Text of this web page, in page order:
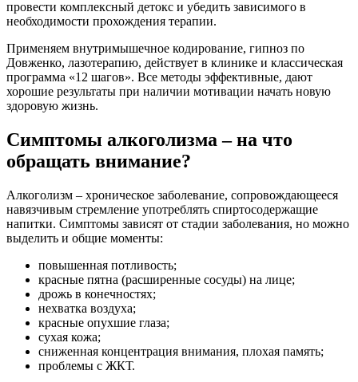
провести комплексный детокс и убедить зависимого в
необходимости прохождения терапии.
Применяем внутримышечное кодирование, гипноз по
Довженко, лазотерапию, действует в клинике и классическая
программа «12 шагов». Все методы эффективные, дают
хорошие результаты при наличии мотивации начать новую
здоровую жизнь.
Симптомы алкоголизма – на что
обращать внимание?
Алкоголизм – хроническое заболевание, сопровождающееся
навязчивым стремление употреблять спиртосодержащие
напитки. Симптомы зависят от стадии заболевания, но можно
выделить и общие моменты:
повышенная потливость;
красные пятна (расширенные сосуды) на лице;
дрожь в конечностях;
нехватка воздуха;
красные опухшие глаза;
сухая кожа;
сниженная концентрация внимания, плохая память;
проблемы с ЖКТ.